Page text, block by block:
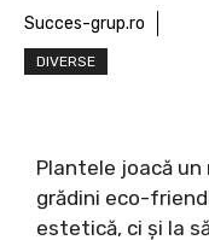
Succes-grup.ro
DIVERSE
Plantele joacă
grădini eco-
estetică, ci și la